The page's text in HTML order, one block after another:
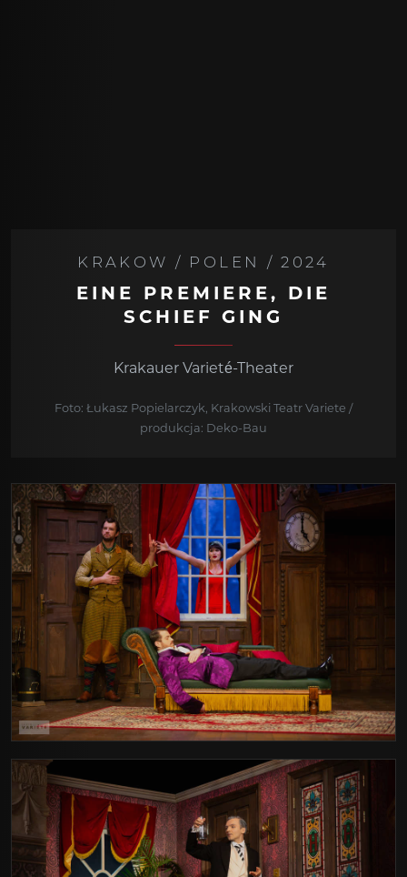
KRAKOW / POLEN / 2024
EINE PREMIERE, DIE
SCHIEF GING
Krakauer Varieté-Theater
Foto: Łukasz Popielarczyk, Krakowski Teatr Variete /
produkcja: Deko-Bau